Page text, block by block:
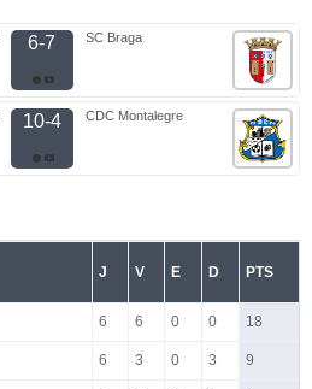
6-7 SC Braga
10-4 CDC Montalegre
J V E D PTS
6 6 0 0 18
6 3 0 3 9